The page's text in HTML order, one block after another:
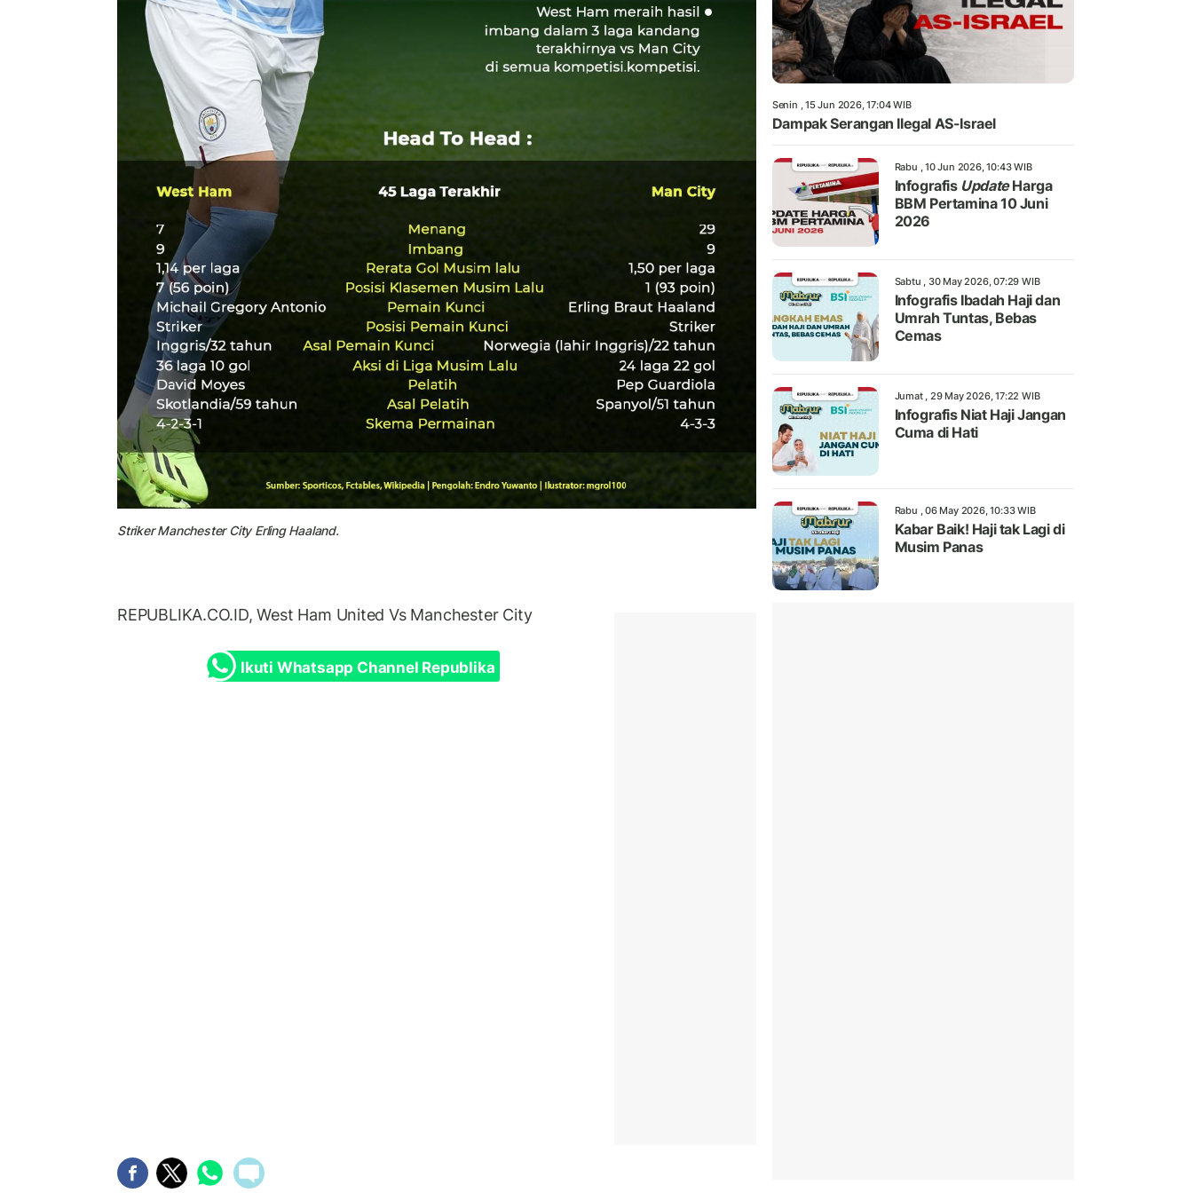
Striker Manchester City Erling Haaland.
REPUBLIKA.CO.ID, West Ham United Vs Manchester City
Ikuti Whatsapp Channel Republika
Senin , 15 Jun 2026, 17:04 WIB
Dampak Serangan Ilegal AS-Israel
Rabu , 10 Jun 2026, 10:43 WIB
Infografis UpdateHarga
BBM Pertamina 10 Juni
2026
Sabtu , 30 May 2026, 07:29 WIB
Infografis Ibadah Haji dan
Umrah Tuntas, Bebas
Cemas
Jumat , 29 May 2026, 17:22 WIB
Infografis Niat Haji Jangan
Cuma di Hati
Rabu , 06 May 2026, 10:33 WIB
Kabar Baik! Haji tak Lagi di
Musim Panas